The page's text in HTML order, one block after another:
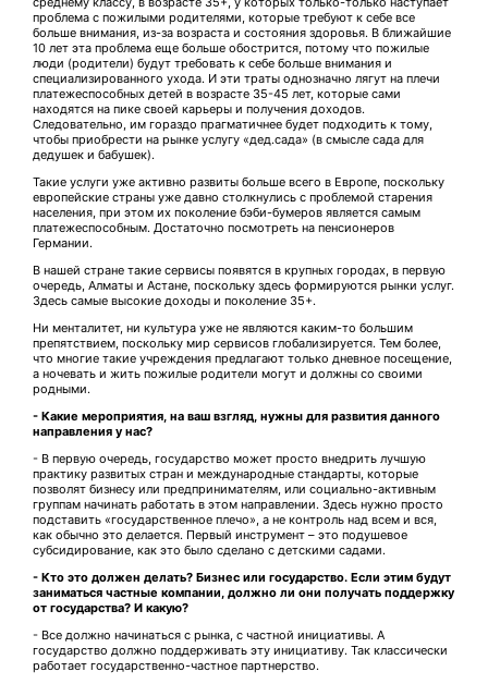
проблема с пожилыми родителями, которые требуют к себе все
больше внимания, из-за возраста и состояния здоровья. В ближайшие
10 лет эта проблема еще больше обострится, потому что пожилые
люди (родители) будут требовать к себе больше внимания и
специализированного ухода. И эти траты однозначно лягут на плечи
платежеспособных детей в возрасте 35-45 лет, которые сами
находятся на пике своей карьеры и получения доходов.
Следовательно, им гораздо прагматичнее будет подходить к тому,
чтобы приобрести на рынке услугу «дед.сада» (в смысле сада для
дедушек и бабушек).
Такие услуги уже активно развиты больше всего в Европе, поскольку
европейские страны уже давно столкнулись с проблемой старения
населения, при этом их поколение бэби-бумеров является самым
платежеспособным. Достаточно посмотреть на пенсионеров
Германии.
В нашей стране такие сервисы появятся в крупных городах, в первую
очередь, Алматы и Астане, поскольку здесь формируются рынки услуг.
Здесь самые высокие доходы и поколение 35+.
Ни менталитет, ни культура уже не являются каким-то большим
препятствием, поскольку мир сервисов глобализируется. Тем более,
что многие такие учреждения предлагают только дневное посещение,
а ночевать и жить пожилые родители могут и должны со своими
родными.
- Какие мероприятия, на ваш взгляд, нужны для развития данного
направления у нас?
- В первую очередь, государство может просто внедрить лучшую
практику развитых стран и международные стандарты, которые
позволят бизнесу или предпринимателям, или социально-активным
группам начинать работать в этом направлении. Здесь нужно просто
подставить «государственное плечо», а не контроль над всем и вся,
как обычно это делается. Первый инструмент – это подушевое
субсидирование, как это было сделано с детскими садами.
- Кто это должен делать? Бизнес или государство. Если этим будут
заниматься частные компании, должно ли они получать поддержку
от государства? И какую?
- Все должно начинаться с рынка, с частной инициативы. А
государство должно поддерживать эту инициативу. Так классически
работает государственно-частное партнерство.